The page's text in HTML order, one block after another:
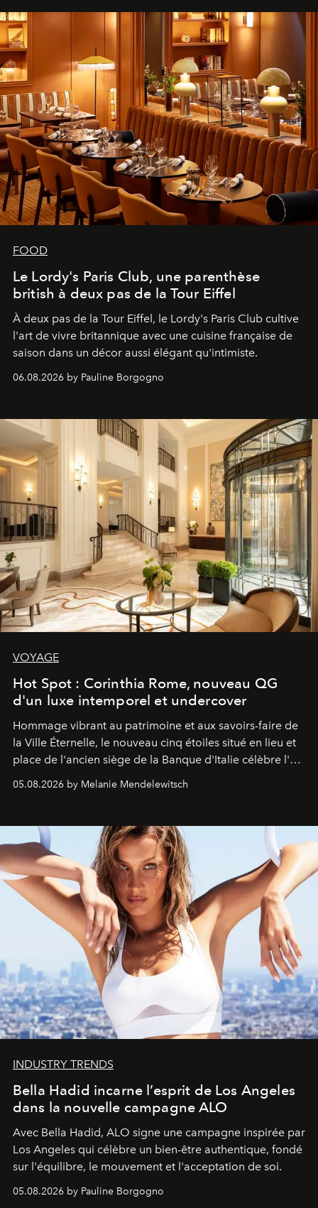
FOOD
Le Lordy's Paris Club, une parenthèse
british à deux pas de la Tour Eiffel
À deux pas de la Tour Eiffel, le Lordy's Paris Club cultive
l'art de vivre britannique avec une cuisine française de
saison dans un décor aussi élégant qu'intimiste.
06.08.2026 by Pauline Borgogno
VOYAGE
Hot Spot : Corinthia Rome, nouveau QG
d'un luxe intemporel et undercover
Hommage vibrant au patrimoine et aux savoirs-faire de
la Ville Éternelle, le nouveau cinq étoiles situé en lieu et
place de l'ancien siège de la Banque d'Italie célèbre l'art
05.08.2026 by Melanie Mendelewitsch
INDUSTRY TRENDS
Bella Hadid incarne l’esprit de Los Angeles
dans la nouvelle campagne ALO
Avec Bella Hadid, ALO signe une campagne inspirée par
Los Angeles qui célèbre un bien-être authentique, fondé
sur l'équilibre, le mouvement et l'acceptation de soi.
05.08.2026 by Pauline Borgogno